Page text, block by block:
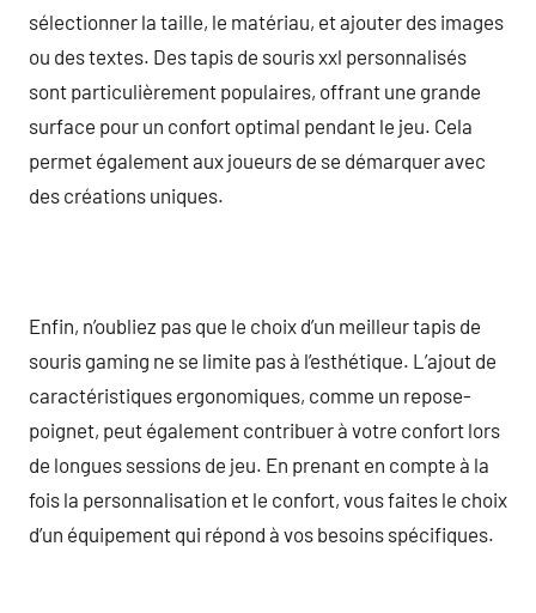
sélectionner la taille, le matériau, et ajouter des images
ou des textes. Des tapis de souris xxl personnalisés
sont particulièrement populaires, offrant une grande
surface pour un confort optimal pendant le jeu. Cela
permet également aux joueurs de se démarquer avec
des créations uniques.
Enfin, n’oubliez pas que le choix d’un meilleur tapis de
souris gaming ne se limite pas à l’esthétique. L’ajout de
caractéristiques ergonomiques, comme un repose-
poignet, peut également contribuer à votre confort lors
de longues sessions de jeu. En prenant en compte à la
fois la personnalisation et le confort, vous faites le choix
d’un équipement qui répond à vos besoins spécifiques.